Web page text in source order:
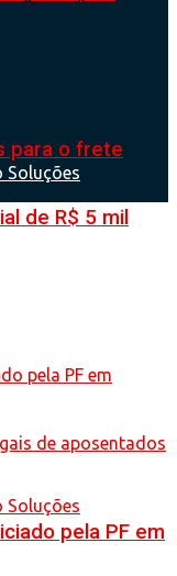
para o frete
de R$ 5 mil
pela PF em
Soluções
Soluções